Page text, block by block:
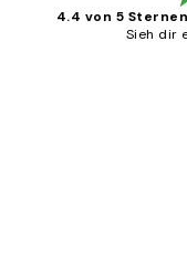
4.4 von 5 Sternen
Sieh dir